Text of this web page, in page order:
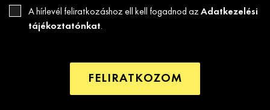
A hírlevél feliratkozáshoz ell kell fogadnod az Adatkezelési
tájékoztatónkat.
FELIRATKOZOM